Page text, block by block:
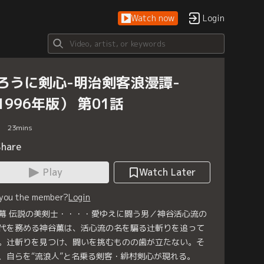
Watch now Login
うに剣心-明治剣客浪漫譚-
年版） 第01話
23mins
Play
Watch Later
the member?Login
伝説の美剣士・・・・愛ゆえに闘う男／神谷活心流の
を務める神谷薫は、活心流の名を騙る辻斬りを追って
辻斬りを見つけ、闘いを挑むものの歯が立たない。そ
自らを“流浪人”と名乗る剣客・緋村剣心が現れる。